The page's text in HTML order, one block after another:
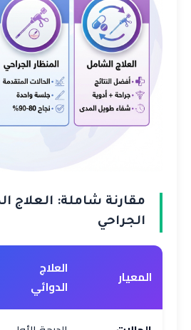
الجراحي
المعيار
العلاج
الدوائي